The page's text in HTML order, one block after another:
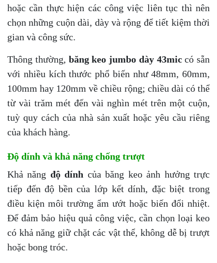
hoặc cần thực hiện các công việc liên tục thì nên
chọn những cuộn dài, dày và rộng để tiết kiệm thời
gian và công sức.
Thông thường, băng keo jumbo dày 43miccó sẵn
với nhiều kích thước phổ biến như 48mm, 60mm,
100mm hay 120mm về chiều rộng; chiều dài có thể
từ vài trăm mét đến vài nghìn mét trên một cuộn,
tuỳ quy cách của nhà sản xuất hoặc yêu cầu riêng
của khách hàng.
Độ dính và khả năng chống trượt
Khả năng độ dính của băng keo ảnh hưởng trực
tiếp đến độ bền của lớp kết dính, đặc biệt trong
điều kiện môi trường ẩm ướt hoặc biến đổi nhiệt.
Để đảm bảo hiệu quả công việc, cần chọn loại keo
có khả năng giữ chặt các vật thể, không dễ bị trượt
hoặc bong tróc.